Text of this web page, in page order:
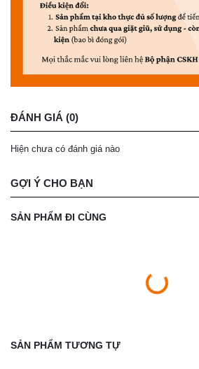
ĐÁNH GIÁ (0)
Hiện chưa có đánh giá nào
GỢI Ý CHO BẠN
SẢN PHẨM ĐI CÙNG
SẢN PHẨM TƯƠNG TỰ